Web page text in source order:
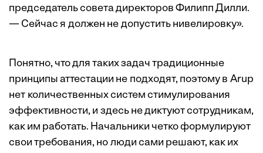
председатель совета директоров Филипп Дилли.
— Сейчас я должен не допустить нивелировку».
Понятно, что для таких задач традиционные
принципы аттестации не подходят, поэтому в Arup
нет количественных систем стимулирования
эффективности, и здесь не диктуют сотрудникам,
как им работать. Начальники четко формулируют
свои требования, но люди сами решают, как их